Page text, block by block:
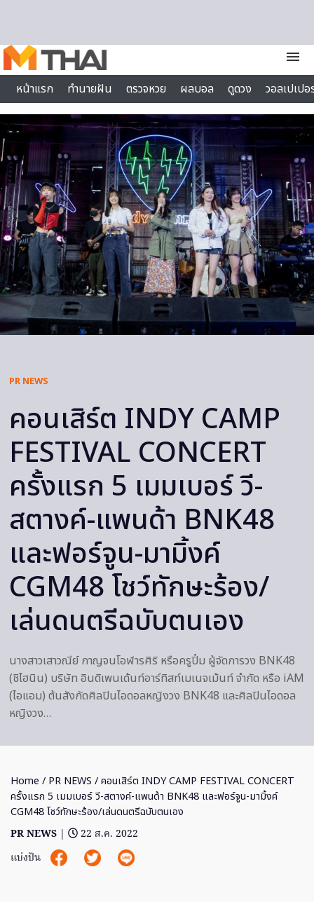
menu
หน้าแรก
ทำนายฝัน ตรวจหวย ผลบอล ดูดวง
วอลเปเป
ไลฟ์สไตล์
PR NEWS
คอนเสิร์ต INDY CAMP
FESTIVAL CONCERT
ครั้งแรก 5 เมมเบอร์ วี-
สตางค์-แพนด้า BNK48
และฟอร์จูน-มามิ้งค์
CGM48 โชว์ทักษะร้อง/
เล่นดนตรีฉบับตนเอง
นางสาวเสาวณีย์ กาญจนโอฬารศิริ หรือครูปิ๋ม ผู้จัดการวง BNK48
(ชิไฮนิน) บริษัท อินดิเพนเด้นท์อาร์ทิสท์เมเนจเม้นท์ จำกัด หรือ iAM
(ไอแอม) ต้นสังกัดศิลปินไอดอลหญิงวง BNK48 และศิลปินไอดอล
หญิงวง…
Home / PR NEWS / คอนเสิร์ต INDY CAMP FESTIVAL CONCERT
ครั้งแรก 5 เมมเบอร์ วี-สตางค์-แพนด้า BNK48 และฟอร์จูน-มามิ้งค์
CGM48 โชว์ทักษะร้อง/เล่นดนตรีฉบับตนเอง
PR NEWS |
22 ส.ค. 2022
แบ่งปัน